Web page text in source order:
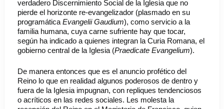
verdadero Discernimiento Social de la Iglesia que no
pierde el horizonte re-evangelizador (plasmado en su
programática Evangelii Gaudium), como servicio a la
familia humana, cuya carne sufriente hay que tocar,
según ha indicado a quienes integran la Curia Romana, el
gobierno central de la Iglesia (Praedicate Evangelium).
De manera entonces que es el anuncio profético del
Reino lo que en realidad algunos poderosos de dentro y
fuera de la Iglesia impugnan, con repliques tendenciosos
o acríticos en las redes sociales. Les molesta la